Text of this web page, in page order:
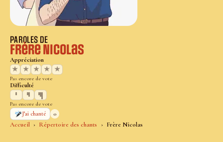
Accueil Répertoire des chants Frère Nicolas
PAROLES DE
Frère Nicolas
Appréciation
★
★ ★ ★ ★
Pas encore de vote
Difficulté
Pas encore de vote
J’ai chanté
0